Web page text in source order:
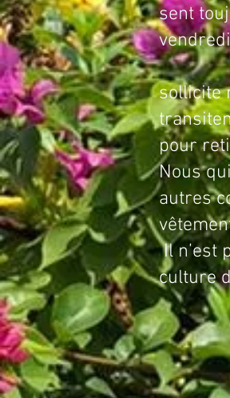
sent
Il
sollicite
pour
Nous
autres
Il n’est
culture
Nous